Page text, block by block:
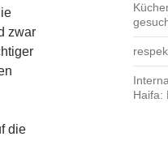
zwar
die
Haifa: